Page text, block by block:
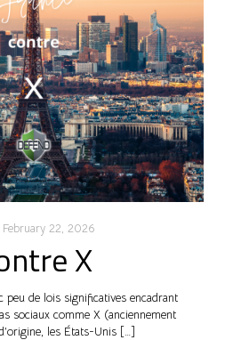
February 22, 2026
X
de lois significatives encadrant
sociaux comme X (anciennement
les États-Unis […]